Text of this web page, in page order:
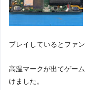
プレイしているとファ
高温マークが出てゲー
けました。